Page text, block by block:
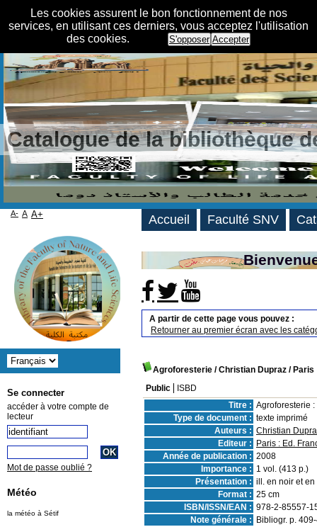
Les cookies assurent le bon fonctionnement de nos
services, en utilisant ces derniers, vous acceptez l'utilisation
des cookies.
S'opposer Accepter
Catalogue de la bibliothèque
A partir de cette page vous pouvez :
Retourner au premier écran avec les
Agroforesterie / Christian Dupraz / Paris
Public
ISBD
Titre : Agroforesterie
Type de document : texte imprimé
Auteurs : Christian
Editeur :
Paris : Ed.
Année de publication : 2008
Importance : 1 vol. (413 p.)
Présentation : ill. en noir et en
Format : 25 cm
ISBN/ISSN/EAN : 978-2-85557-
Note générale :
Bibliogr. p.
Accueil Faculté SNV
A- A A+
Se connecter
accéder à votre compte de
lecteur
Mot de passe oublié ?
Météo
la météo à Sétif